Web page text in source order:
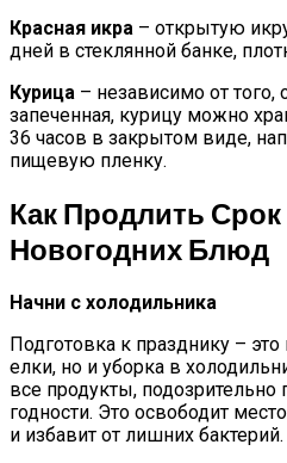
Красная икра – открытую
дней в стеклянной банке,
Курица – независимо от того,
запеченная, курицу можно
36 часов в закрытом виде,
пищевую пленку.
Как Продлить
Новогодних Блюд
Начни с холодильника
Подготовка к празднику –
елки, но и уборка в
все продукты,
годности. Это освободит
и избавит от лишних бактерий.